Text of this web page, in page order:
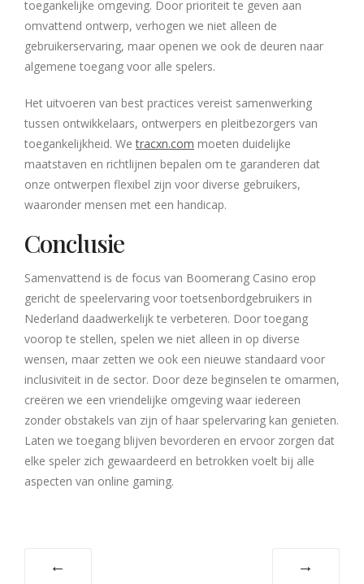
toegankelijke omgeving. Door prioriteit te geven aan
omvattend ontwerp, verhogen we niet alleen de
gebruikerservaring, maar openen we ook de deuren naar
algemene toegang voor alle spelers.
Het uitvoeren van best practices vereist samenwerking
tussen ontwikkelaars, ontwerpers en pleitbezorgers van
toegankelijkheid. Wetracxn.com moeten duidelijke
maatstaven en richtlijnen bepalen om te garanderen dat
onze ontwerpen flexibel zijn voor diverse gebruikers,
waaronder mensen met een handicap.
Conclusie
Samenvattend is de focus van Boomerang Casino erop
gericht de speelervaring voor toetsenbordgebruikers in
Nederland daadwerkelijk te verbeteren. Door toegang
voorop te stellen, spelen we niet alleen in op diverse
wensen, maar zetten we ook een nieuwe standaard voor
inclusiviteit in de sector. Door deze beginselen te omarmen,
creëren we een vriendelijke omgeving waar iedereen
zonder obstakels van zijn of haar spelervaring kan genieten.
Laten we toegang blijven bevorderen en ervoor zorgen dat
elke speler zich gewaardeerd en betrokken voelt bij alle
aspecten van online gaming.
← →